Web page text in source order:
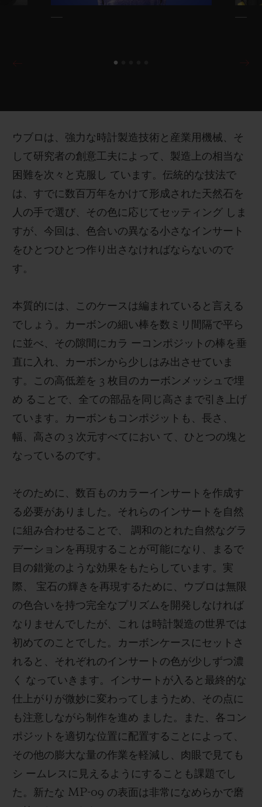
色を利 用して表現するカラーグラデーションをケ
ウブロは、強力な時計製造技術と産業用機械、そ
して研究者の創意工夫によって、製造上の相当な
困難を次々と克服し ています。伝統的な技法で
は、すでに数百万年をかけて形成された天然石を
人の手で選び、その色に応じてセッティング しま
すが、今回は、色合いの異なる小さなインサート
をひとつひとつ作り出さなければならないので
す。
本質的には、このケースは編まれていると言える
でしょう。カーボンの細い棒を数ミリ間隔で平ら
に並べ、その隙間にカラ ーコンポジットの棒を垂
直に入れ、カーボンから少しはみ出させていま
す。この高低差を 3 枚目のカーボンメッシュで埋
め ることで、全ての部品を同じ高さまで引き上げ
ています。カーボンもコンポジットも、長さ、
幅、高さの 3 次元すべてにおい て、ひとつの塊と
なっているのです。
そのために、数百ものカラーインサートを作成す
る必要がありました。それらのインサートを自然
に組み合わせることで、 調和のとれた自然なグラ
デーションを再現することが可能になり、まるで
目の錯覚のような効果をもたらしています。実
際、 宝石の輝きを再現するために、ウブロは無限
の色合いを持つ完全なプリズムを開発しなければ
なりませんでしたが、これ は時計製造の世界では
初めてのことでした。カーボンケースにセットさ
れると、それぞれのインサートの色が少しずつ濃
く なっていきます。インサートが入ると最終的な
仕上がりが微妙に変わってしまうため、その点に
も注意しながら制作を進め ました。また、各コン
ポジットを適切な位置に配置することによって、
その他の膨大な量の作業を軽減し、肉眼で見ても
シ ームレスに見えるようにすることも課題でし
た。新たな MP-09 の表面は非常になめらかで磨